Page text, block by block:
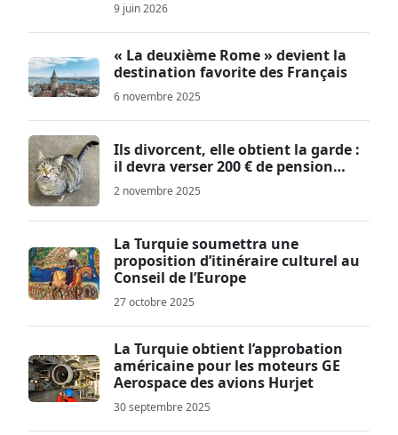
9 juin 2026
« La deuxième Rome » devient la
destination favorite des Français
6 novembre 2025
Ils divorcent, elle obtient la garde :
il devra verser 200 € de pension…
2 novembre 2025
La Turquie soumettra une
proposition d’itinéraire culturel au
Conseil de l’Europe
27 octobre 2025
La Turquie obtient l’approbation
américaine pour les moteurs GE
Aerospace des avions Hurjet
30 septembre 2025